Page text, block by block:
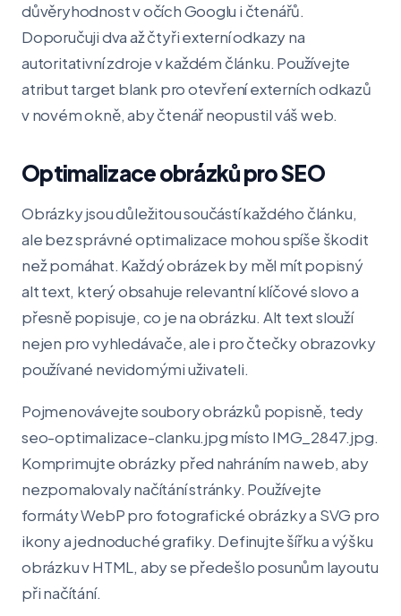
důvěryhodnost v očích Googlu i čtenářů.
Doporučuji dva až čtyři externí odkazy na
autoritativní zdroje v každém článku. Používejte
atribut target blank pro otevření externích odkazů
v novém okně, aby čtenář neopustil váš web.
Optimalizace obrázků pro SEO
Obrázky jsou důležitou součástí každého článku,
ale bez správné optimalizace mohou spíše škodit
než pomáhat. Každý obrázek by měl mít popisný
alt text, který obsahuje relevantní klíčové slovo a
přesně popisuje, co je na obrázku. Alt text slouží
nejen pro vyhledávače, ale i pro čtečky obrazovky
používané nevidomými uživateli.
Pojmenovávejte soubory obrázků popisně, tedy
seo-optimalizace-clanku.jpg místo IMG_2847.jpg.
Komprimujte obrázky před nahráním na web, aby
nezpomalovaly načítání stránky. Používejte
formáty WebP pro fotografické obrázky a SVG pro
ikony a jednoduché grafiky. Definujte šířku a výšku
obrázku v HTML, aby se předešlo posunům layoutu
při načítání.